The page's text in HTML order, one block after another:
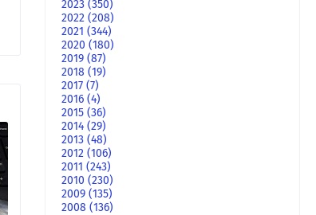
2023 (350)
2022 (208)
2021 (344)
2020 (180)
2019 (87)
2018 (19)
2017 (7)
2016 (4)
2015 (36)
2014 (29)
2013 (48)
2012 (106)
2011 (243)
2010 (230)
2009 (135)
2008 (136)